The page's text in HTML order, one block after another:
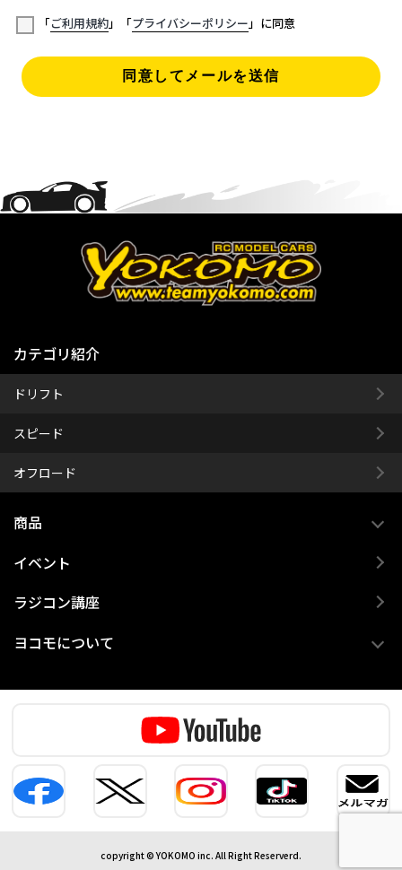
「ご利用規約」「プライバシーポリシー」に同意
同意してメールを送信
カテゴリ紹介
ドリフト
スピード
オフロード
商品
イベント
ラジコン講座
ヨコモについて
copyright © YOKOMO inc. All Right Reserverd.